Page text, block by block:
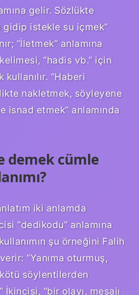
gelir. Sözlükte
gidip istekle su içmek”
“İletmek” anlamına
“hadis vb.” için
“Haberi
nakletmek, söyleyene
isnad etmek” anlamında
demek cümle
iki anlamda
“dedikodu” anlamına
şu örneğini Falih
verir: “Yanıma oturmuş,
söylentilerden
İkincisi, “bir olayı, mesajı